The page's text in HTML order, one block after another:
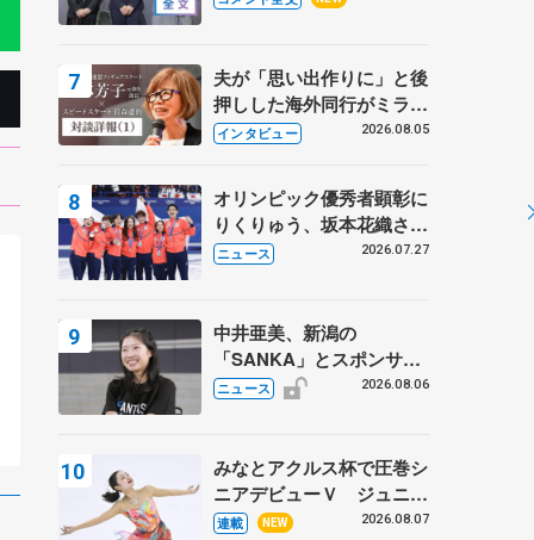
部科学省スポーツ表彰
式】
夫が「思い出作りに」と後
押しした海外同行がミラノ
まで… 繁華街のリンクで
に 小林芳子さんが振り返
るスケート人生
インタビュー 2026.08.05
オリンピック優秀者顕彰に
りくりゅう、坂本花織さ
ん、団体メンバーら 8月
園子らコーチも
ニュース 2026.07.27
中井亜美、新潟の
「SANKA」とスポンサー
契約 「全力で応援」とコ
ニュース 2026.08.06
みなとアクルス杯で圧巻シ
ニアデビューＶ ジュニア
で４シーズン無敗の島田麻
連載 NEW 2026.08.07